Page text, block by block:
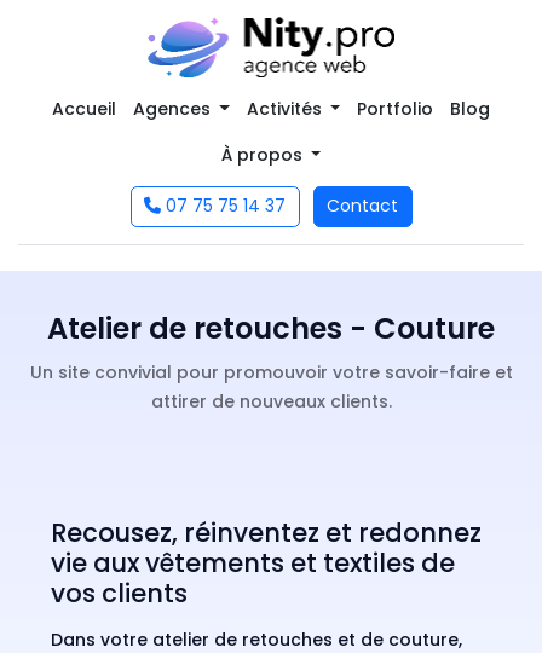
Accueil Agences Activités Portfolio
Blog
À propos
07 75 75 14 37 Contact
Atelier de retouches - Couture
Un site convivial pour promouvoir votre savoir-faire et
attirer de nouveaux clients.
Recousez, réinventez et redonnez
vie aux vêtements et textiles de
vos clients
Dans votre atelier de retouches et de couture,